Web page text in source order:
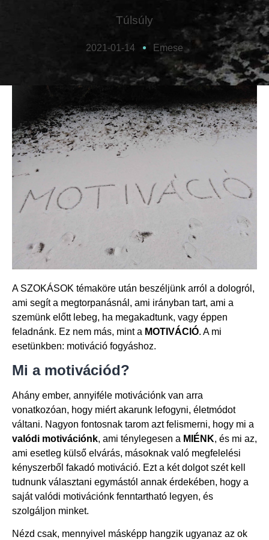
Túlsúly
2021-01-14 Emese
A SZOKÁSOK témaköre után beszéljünk arról a dologról,
ami segít a megtorpanásnál, ami irányban tart, ami a
szemünk előtt lebeg, ha megakadtunk, vagy éppen
feladnánk. Ez nem más, mint a MOTIVÁCIÓ. A mi
esetünkben: motiváció fogyáshoz.
Mi a motivációd?
Ahány ember, annyiféle motivációnk van arra
vonatkozóan, hogy miért akarunk lefogyni, életmódot
váltani. Nagyon fontosnak tarom azt felismerni, hogy mi a
valódi motivációnk, ami ténylegesen a MIÉNK, és mi az,
ami esetleg külső elvárás, másoknak való megfelelési
kényszerből fakadó motiváció. Ezt a két dolgot szét kell
tudnunk választani egymástól annak érdekében, hogy a
saját valódi motivációnk fenntartható legyen, és
szolgáljon minket.
Nézd csak, mennyivel másképp hangzik ugyanaz az ok